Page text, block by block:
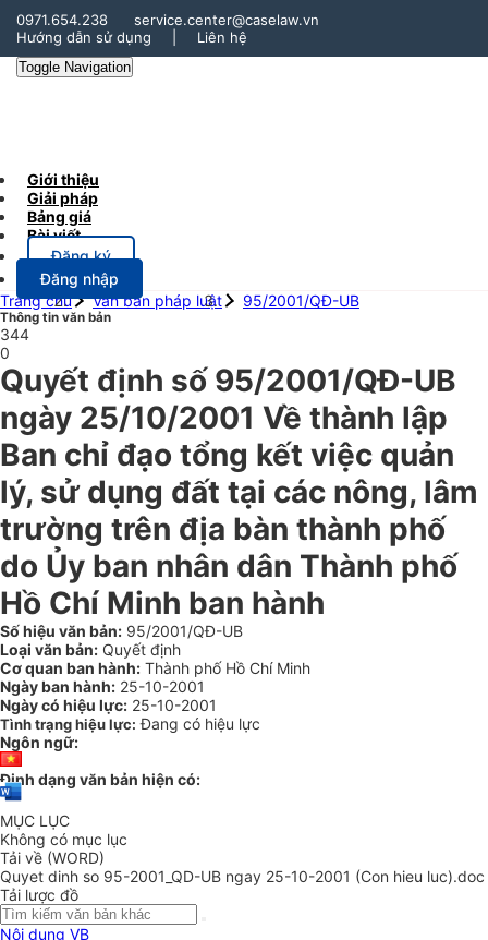
0971.654.238
service.center@caselaw.vn
Hướng dẫn sử dụng
Liên hệ
Toggle Navigation
Giới thiệu
Giải pháp
Bảng giá
Bài viết
Đăng ký
Đăng nhập
Trang chủ
Văn bản pháp luật 95/2001/QĐ-UB
Thông tin văn bản
344
0
Quyết định số 95/2001/QĐ-UB
ngày 25/10/2001 Về thành lập
Ban chỉ đạo tổng kết việc quản
lý, sử dụng đất tại các nông, lâm
trường trên địa bàn thành phố
do Ủy ban nhân dân Thành phố
Hồ Chí Minh ban hành
Số hiệu văn bản: 95/2001/QĐ-UB
Loại văn bản: Quyết định
Cơ quan ban hành: Thành phố Hồ Chí Minh
Ngày ban hành: 25-10-2001
Ngày có hiệu lực: 25-10-2001
Tình trạng hiệu lực: Đang có hiệu lực
Ngôn ngữ:
Định dạng văn bản hiện có:
MỤC LỤC
Không có mục lục
Tải về (WORD)
Quyet dinh so 95-2001_QD-UB ngay 25-10-2001 (Con hieu luc).doc
Tải lược đồ
Nội dung VB